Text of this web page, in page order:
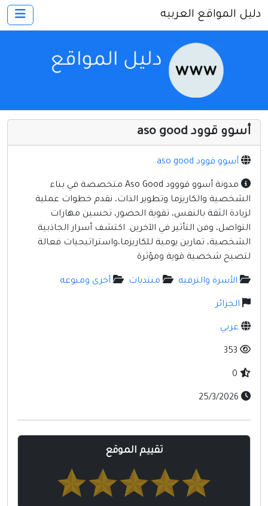
اتصل بنا
أخرى ومنوعه
إنترنت وشبكات
الأسرة والترفيه
كمبيوتر وبرامج
منتديات
مواقع إخباريه
مواقع إسلامية
دليل المواقع العربيه
أسوو قوود aso good
أسوو قوود aso good
مدونة أسوو قووود Aso Good متخصصة في بناء
الشخصية والكاريزما وتطوير الذات، نقدم خطوات عملية
لزيادة الثقة بالنفس، تقوية الحضور، تحسين مهارات
التواصل، وفن التأثير في الآخرين. اكتشف أسرار الجاذبية
الشخصية، تمارين يومية للكاريزما،واستراتيجيات فعالة
لتصبح شخصية قوية ومؤثرة
الأسرة والترفيه منتديات أخرى ومنوعه
الجزائر
عربي
تقييم الموقع